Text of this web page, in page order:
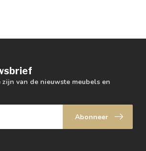
van de nieuwste meubels en
Abonneer